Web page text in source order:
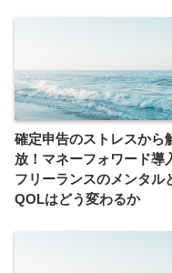
確定申告のストレスから
放！マネーフォワード導
フリーランスのメンタル
QOLはどう変わるか